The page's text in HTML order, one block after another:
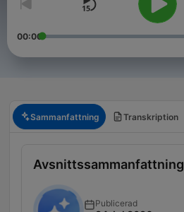
00:00
Sammanfattning Transkription
Avsnittssammanfattning
Publicerad